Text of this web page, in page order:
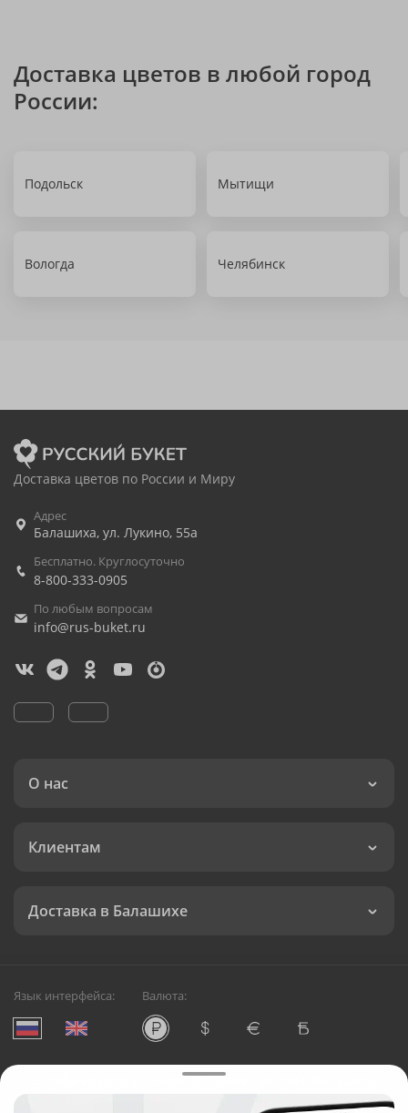
Доставка цветов в любой город
России:
Подольск Мытищи
Вологда Челябинск
Доставка цветов по России и Миру
Адрес
Балашиха, ул. Лукино, 55а
Бесплатно. Круглосуточно
8-800-333-0905
По любым вопросам
info@rus-buket.ru
О нас
Клиентам
Доставка в Балашихе
Язык интерфейса: Валюта:
Служба круглосуточной доставки цветов в Балашихе
Русский Букет, 2026